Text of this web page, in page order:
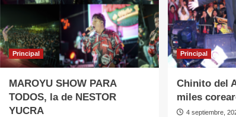
Principal
MAROYU SHOW PARA
TODOS, la de NESTOR
YUCRA
Principal
Chinito del
miles
4 septiembre,